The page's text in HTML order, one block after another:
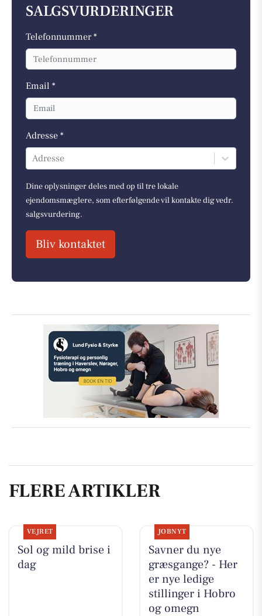
SALGSVURDERINGER
Telefonnummer *
Email *
Adresse *
Adresse
Dine oplysninger deles med op til tre lokale
ejendomsmæglere, som efterfølgende vil kontakte dig vedr.
salgsvurdering.
Bliv kontaktet
FLERE ARTIKLER
VEJRET
Sol og mild brise i
dag
JOBNYT
Savner du nye
græsgange? - Her
er nye ledige
stillinger i Hobro
og omegn